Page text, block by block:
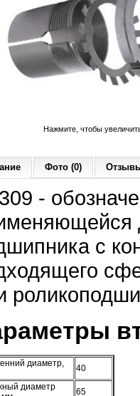
Нажмите, чтобы
Фото (0)
-
с
диаметр,
40
диаметр
65